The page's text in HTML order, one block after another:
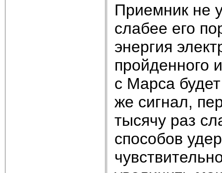
Приемник не
слабее его
энергия
пройденного
с Марса
же сигнал,
тысячу раз
способов